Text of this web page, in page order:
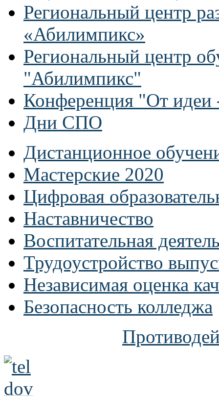
Региональный центр
«Абилимпикс»
Региональный центр
"Абилимпикс"
Конференция "От идеи
Дни СПО
Дистанционное
Мастерские 2020
Цифровая
Наставничество
Воспитательная
Трудоустройство
Независимая оценка
Безопасность колледжа